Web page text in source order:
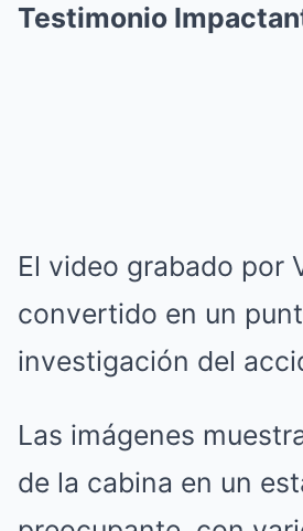
Testimonio
El video grabado por
convertido en un
investigación del
Las imágenes
de la cabina en un